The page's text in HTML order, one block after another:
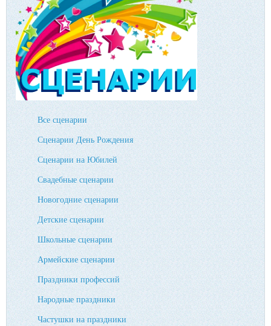
Все сценарии
Сценарии День Рождения
Сценарии на Юбилей
Свадебные сценарии
Новогодние сценарии
Детские сценарии
Школьные сценарии
Армейские сценарии
Праздники профессий
Народные праздники
Частушки на праздники